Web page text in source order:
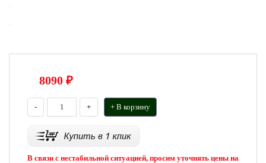
8090 ₽
- + + В корзину
В связи с нестабильной ситуацией, просим уточнять цены на